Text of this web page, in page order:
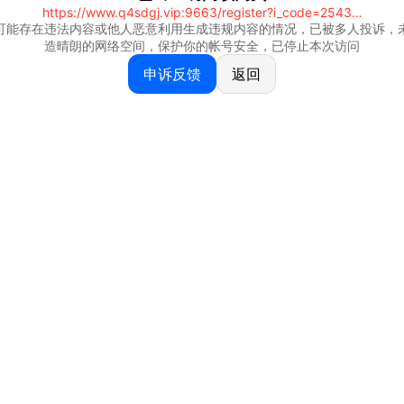
https://www.q4sdgj.vip:9663/register?i_code=25430844
能存在违法内容或他人恶意利用生成违规内容的情况，已被多人投诉，
造晴朗的网络空间，保护你的帐号安全，已停止本次访问
申诉反馈 返回